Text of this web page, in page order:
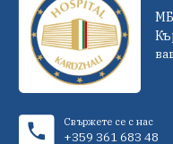
Свържете се с нас
+359 361 683 48